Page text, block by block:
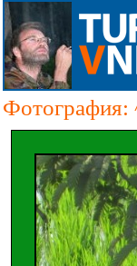
Фотография: